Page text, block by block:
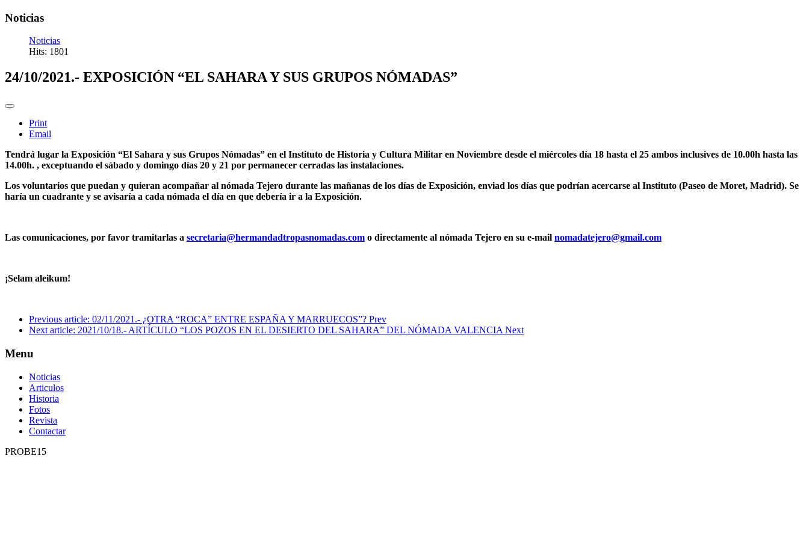
Noticias
Noticias
Hits: 1801
24/10/2021.- EXPOSICIÓN “EL SAHARA Y SUS GRUPOS NÓMADAS”
Print
Email
Tendrá lugar la Exposición “El Sahara y sus Grupos Nómadas” en el Instituto de Historia y Cultura Militar en Noviembre desde el miércoles día 18 hasta el 25 ambos inclusives de 10.00h hasta las
14.00h. , exceptuando el sábado y domingo días 20 y 21 por permanecer cerradas las instalaciones.
Los voluntarios que puedan y quieran acompañar al nómada Tejero durante las mañanas de los días de Exposición, enviad los días que podrían acercarse al Instituto (Paseo de Moret, Madrid). Se
haría un cuadrante y se avisaría a cada nómada el día en que debería ir a la Exposición.
Las comunicaciones, por favor tramitarlas a secretaria@hermandadtropasnomadas.com o directamente al nómada Tejero en su e-mail nomadatejero@gmail.com
¡Selam aleikum!
Previous article: 02/11/2021.- ¿OTRA “ROCA” ENTRE ESPAÑA Y MARRUECOS”? Prev
Next article: 2021/10/18.- ARTÍCULO “LOS POZOS EN EL DESIERTO DEL SAHARA” DEL NÓMADA VALENCIA Next
Menu
Noticias
Articulos
Historia
Fotos
Revista
Contactar